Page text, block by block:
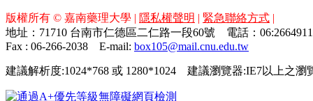
版權所有 © 嘉南藥理大學 | 隱私權聲明 | 緊急聯絡方式 |
地址：71710 台南市仁德區二仁路一段60號 電話：
Fax : 06-266-2038 E-mail: box105@mail.cnu.edu.tw
建議解析度:1024*768 或 1280*1024 建議瀏覽器:IE7以上之瀏